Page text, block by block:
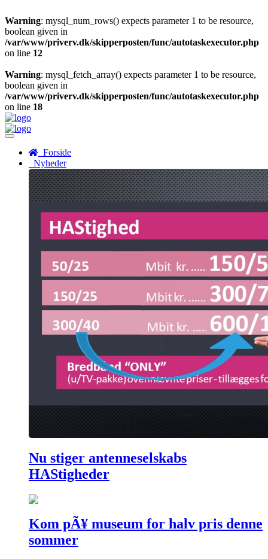
Warning: mysql_num_rows() expects parameter 1 to be resource,
boolean given in
/var/www/priverv.dk/skipperposten/func/autotaskexecutor.php
on line 12
Warning: mysql_fetch_array() expects parameter 1 to be resource,
boolean given in
/var/www/priverv.dk/skipperposten/func/autotaskexecutor.php
on line 18
Menu
Forside
Nyheder
Nu stiger antenneselskabs
HAStigheder
Kom pÃ¥ museum for halv pris denne
sommer